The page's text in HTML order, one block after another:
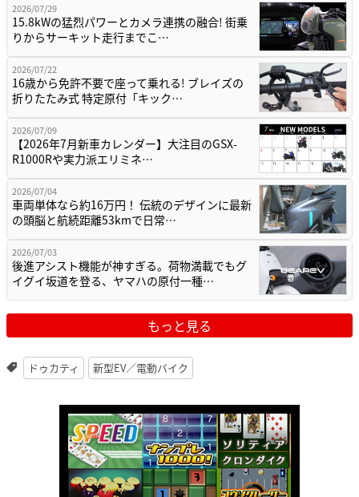
2026/07/29
15.8kWの猛烈パワーとカメラ連携の融合! 街乗
りからサーキット走行までこ…
2026/07/22
16歳から免許不要で座って乗れる! ブレイズの
折りたたみ式 特定原付「キック…
2026/07/09
【2026年7月新車カレンダー】大注目のGSX-
R1000Rや実力派エリミネ…
2026/07/04
車両単体なら約16万円！ 伝統のデザインに最新
の頭脳と航続距離53kmで日常…
2026/07/03
後進アシスト機能が神すぎる。荷物満載でもグ
イグイ坂道を登る、ヤマハの原付一種…
もっと見る
ドゥカティ 新型EV／電動バイク